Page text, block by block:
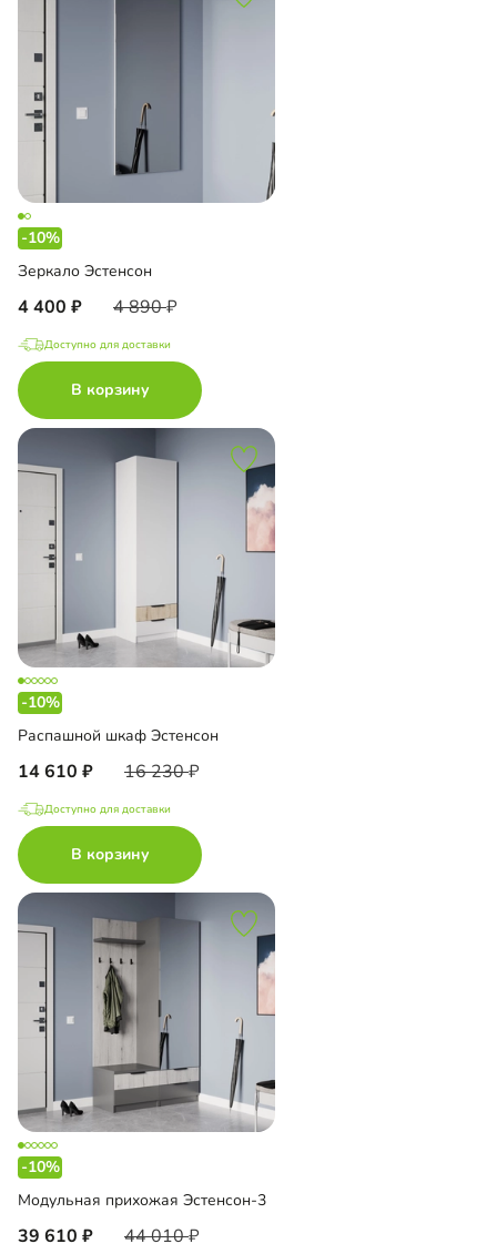
-10%
Зеркало Эстенсон
4 400 4 890
Доступно для доставки
В корзину
-10%
Распашной шкаф Эстенсон
14 610 16 230
Доступно для доставки
В корзину
-10%
Модульная прихожая Эстенсон-3
39 610 44 010